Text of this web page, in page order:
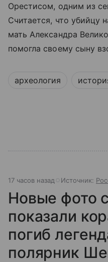
Орестисом, одним из
Считается, что убийцу
мать Александра
помогла своему сыну
археология
17 часов назад Источник:
Новые фото
показали
погиб
полярник